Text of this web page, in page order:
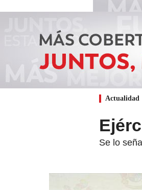
Actualidad
Se lo